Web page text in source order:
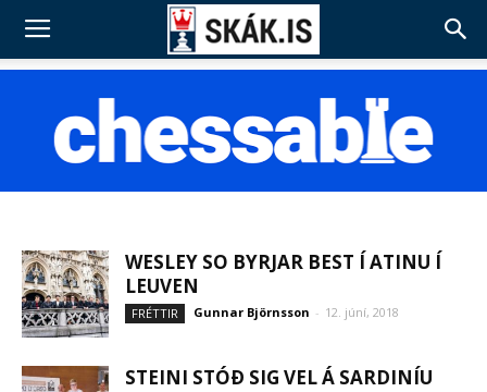
WESLEY SO BYRJAR BEST Í ATINU Í
LEUVEN
FRÉTTIR Gunnar Björnsson - 12. júní, 2018
STEINI STÓÐ SIG VEL Á SARDINÍU